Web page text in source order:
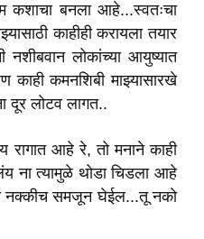
बनला आहे...स्वतःचा
काहीही करायला तयार
लोकांच्या आयुष्यात
कमनशिबी माझ्यासारखे
दूर लोटव लागत..
आहे रे, तो मनाने काही
ना त्यामुळे थोडा चिडला आहे
नक्कीच समजून घेईल...तू नको